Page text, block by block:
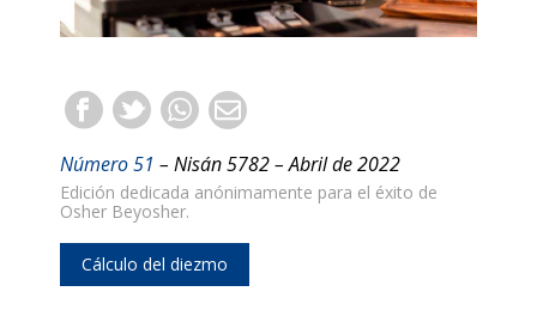
Número 51 – Nisán 5782 – Abril de 2022
Edición dedicada anónimamente para el éxito de
Osher Beyosher.
Cálculo del diezmo